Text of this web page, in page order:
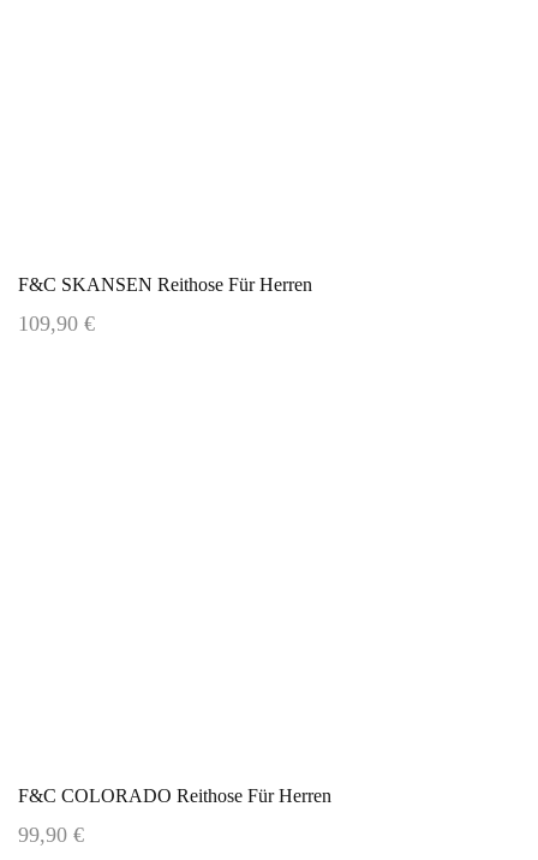
F&C SKANSEN Reithose Für Herren
109,90 €
F&C COLORADO Reithose Für Herren
99,90 €